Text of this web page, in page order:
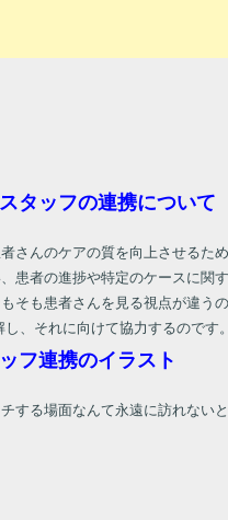
タッフの連携について
さんのケアの質を向上させるた
患者の進捗や特定のケースに関
そも患者さんを見る視点が違う
、それに向けて協力するのです。
フ連携のイラスト
する場面なんて永遠に訪れない